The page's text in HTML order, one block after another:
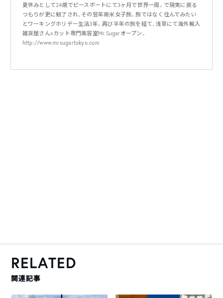
夏休みとして24歳でピースボートにて3ヶ月で世界一周。で現実に戻る
つもりが更に魅了され、その翌年南米女子旅。旅ではなく住んでみたい
とワーキングホリデー生活3年。再び半年の旅を経て、浅草にて海外輸入
雑貨屋さん×カット専門美容室Mr.Sugarオープン。
http://www.mrsugartokyo.com
RELATED
関連記事